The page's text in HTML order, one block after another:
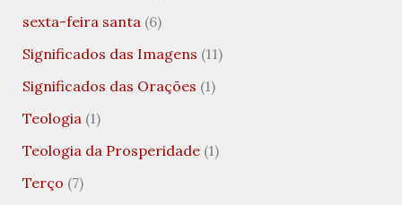
sexta-feira santa(6)
Significados das Imagens (11)
Significados das Orações (1)
Teologia(1)
Teologia da Prosperidade(1)
Terço (7)